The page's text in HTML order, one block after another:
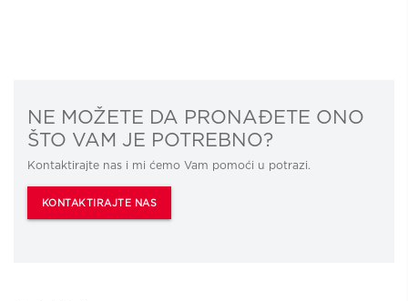
NE MOŽETE DA PRONAĐETE ONO
ŠTO VAM JE POTREBNO?
Kontaktirajte nas i mi ćemo Vam pomoći u potrazi.
KONTAKTIRAJTE NAS